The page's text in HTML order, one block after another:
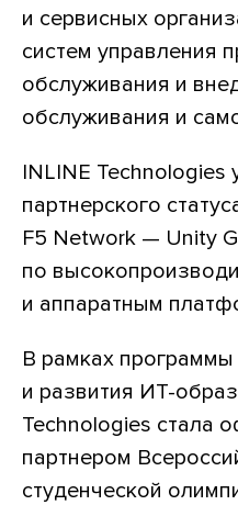
и сервисных
систем управления
обслуживания и
обслуживания и
INLINE Technologies
партнерского
F5 Network — Unity
по
и аппаратным
В рамках
и развития ИТ-
Technologies стала
партнером
студенческой